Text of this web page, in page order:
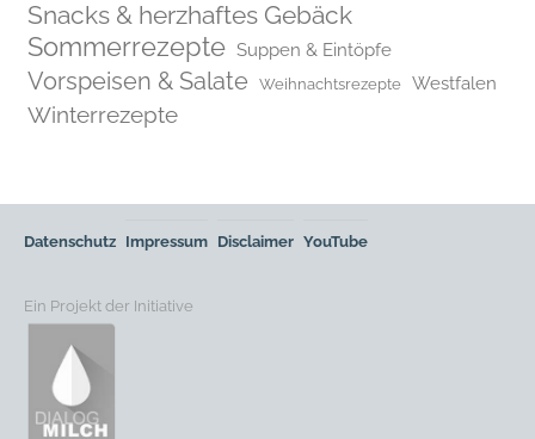
Snacks & herzhaftes Gebäck
Sommerrezepte Suppen & Eintöpfe
Vorspeisen & Salate Weihnachtsrezepte Westfalen
Winterrezepte
Datenschutz Impressum Disclaimer YouTube
Ein Projekt der Initiative